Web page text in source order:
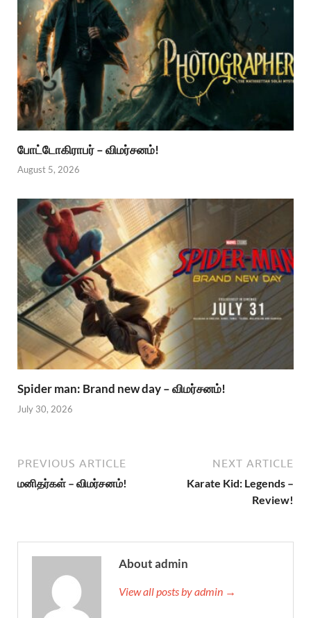
போட்டோகிராபர் – விமர்சனம்!
August 5, 2026
Spider man: Brand new day – விமர்சனம்!
July 30, 2026
PREVIOUS ARTICLE
மனிதர்கள் – விமர்சனம்!
NEXT ARTICLE
Karate Kid: Legends –
Review!
About admin
View all posts by admin →